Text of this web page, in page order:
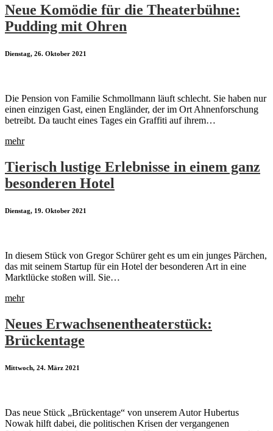
Neue Komödie für die Theaterbühne:
Pudding mit Ohren
Dienstag, 26. Oktober 2021
Die Pension von Familie Schmollmann läuft schlecht. Sie haben nur
einen einzigen Gast, einen Engländer, der im Ort Ahnenforschung
betreibt. Da taucht eines Tages ein Graffiti auf ihrem…
mehr
Tierisch lustige Erlebnisse in einem ganz
besonderen Hotel
Dienstag, 19. Oktober 2021
In diesem Stück von Gregor Schürer geht es um ein junges Pärchen,
das mit seinem Startup für ein Hotel der besonderen Art in eine
Marktlücke stoßen will. Sie…
mehr
Neues Erwachsenentheaterstück:
Brückentage
Mittwoch, 24. März 2021
Das neue Stück „Brückentage“ von unserem Autor Hubertus
Nowak hilft dabei, die politischen Krisen der vergangenen